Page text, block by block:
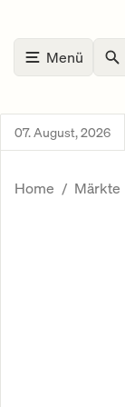
Menü
07. August, 2026
Home Märkte